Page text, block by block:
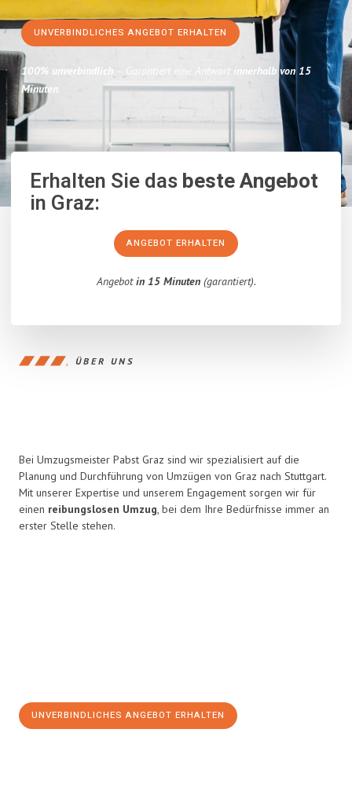
UNVERBINDLICHES ANGEBOT ERHALTEN
100% unverbindlich – Garantiert eine Antwort innerhalb von 15
Minuten.
Erhalten Sie dasbeste Angebot
in Graz:
ANGEBOT ERHALTEN
Angebotin 15 Minuten(garantiert).
ÜBER UNS
Bei Umzugsmeister Pabst Graz sind wir spezialisiert auf die
Planung und Durchführung von Umzügen von Graz nach Stuttgart.
Mit unserer Expertise und unserem Engagement sorgen wir für
einen reibungslosen Umzug, bei dem Ihre Bedürfnisse immer an
erster Stelle stehen.
UNVERBINDLICHES ANGEBOT ERHALTEN